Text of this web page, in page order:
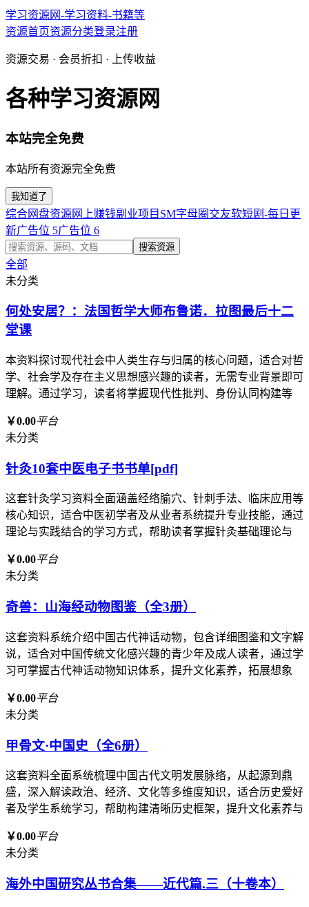
学习资源网-学习资料-书籍等
资源首页资源分类登录注册
资源交易 · 会员折扣 · 上传收益
各种学习资源网
本站完全免费
本站所有资源完全免费
我知道了
综合网盘资源 网上赚钱副业项目 SM字母圈交友软短剧-每日更
新广告位 5广告位 6
搜索资源
全部
未分类
何处安居？：法国哲学大师布鲁诺．拉图最后十二
堂课
本资料探讨现代社会中人类生存与归属的核心问题，适合对哲
学、社会学及存在主义思想感兴趣的读者，无需专业背景即可
理解。通过学习，读者将掌握现代性批判、身份认同构建等
￥0.00平台
未分类
针灸10套中医电子书书单[pdf]
这套针灸学习资料全面涵盖经络腧穴、针刺手法、临床应用等
核心知识，适合中医初学者及从业者系统提升专业技能，通过
理论与实践结合的学习方式，帮助读者掌握针灸基础理论与
￥0.00平台
未分类
奇兽：山海经动物图鉴（全3册）
这套资料系统介绍中国古代神话动物，包含详细图鉴和文字解
说，适合对中国传统文化感兴趣的青少年及成人读者，通过学
习可掌握古代神话动物知识体系，提升文化素养，拓展想象
￥0.00平台
未分类
甲骨文·中国史（全6册）
这套资料全面系统梳理中国古代文明发展脉络，从起源到鼎
盛，深入解读政治、经济、文化等多维度知识，适合历史爱好
者及学生系统学习，帮助构建清晰历史框架，提升文化素养与
￥0.00平台
未分类
海外中国研究丛书合集——近代篇.三（十卷本）